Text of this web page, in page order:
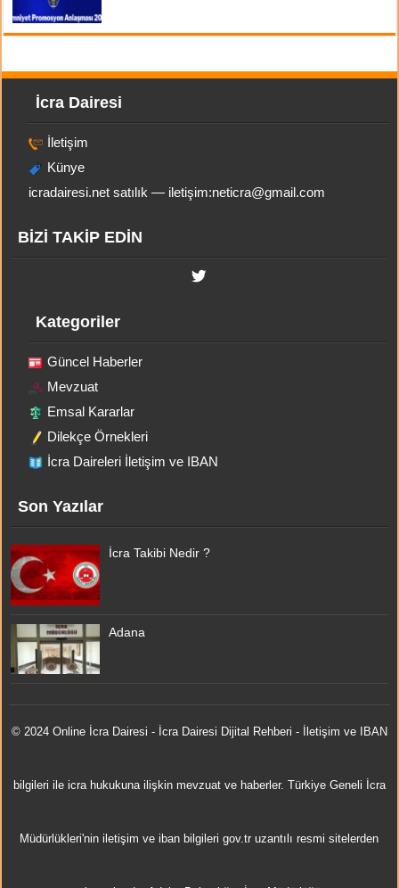
İcra Dairesi
İletişim
Künye
icradairesi.net satılık — iletişim:neticra@gmail.com
BİZİ TAKİP EDİN
Kategoriler
Güncel Haberler
Mevzuat
Emsal Kararlar
Dilekçe Örnekleri
İcra Daireleri İletişim ve IBAN
Son Yazılar
İcra Takibi Nedir ?
Adana
© 2024 Online İcra Dairesi - İcra Dairesi Dijital Rehberi - İletişim ve IBAN
bilgileri ile icra hukukuna ilişkin mevzuat ve haberler. Türkiye Geneli İcra
Müdürlükleri'nin iletişim ve iban bilgileri gov.tr uzantılı resmi sitelerden